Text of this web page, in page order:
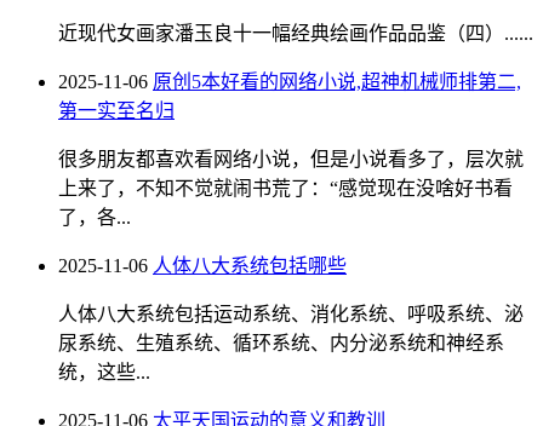
近现代女画家潘玉良十一幅经典绘画作品品鉴（四）......
2025-11-06 原创5本好看的网络小说,超神机械师排第二,
第一实至名归
很多朋友都喜欢看网络小说，但是小说看多了，层次就
上来了，不知不觉就闹书荒了：“感觉现在没啥好书看
了，各...
2025-11-06 人体八大系统包括哪些
人体八大系统包括运动系统、消化系统、呼吸系统、泌
尿系统、生殖系统、循环系统、内分泌系统和神经系
统，这些...
2025-11-06 太平天国运动的意义和教训